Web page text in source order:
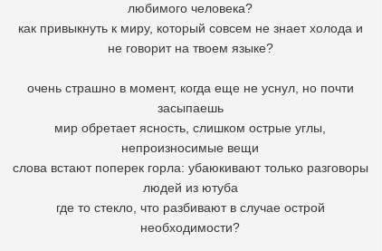
любимого человека?
как привыкнуть к миру, который совсем не знает холода и
не говорит на твоем языке?
очень страшно в момент, когда еще не уснул, но почти
засыпаешь
мир обретает ясность, слишком острые углы,
непроизносимые вещи
слова встают поперек горла: убаюкивают только разговоры
людей из ютуба
где то стекло, что разбивают в случае острой
необходимости?